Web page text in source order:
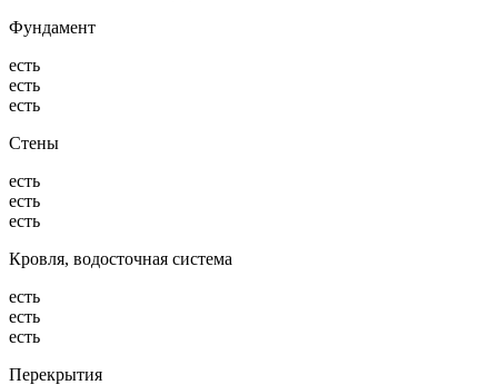
Фундамент
есть
есть
есть
Стены
есть
есть
есть
Кровля, водосточная система
есть
есть
есть
Перекрытия